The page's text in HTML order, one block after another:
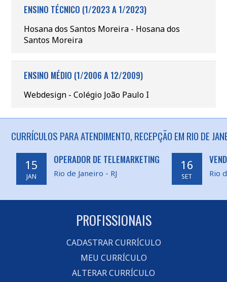
ENSINO TÉCNICO (1/2023 A 1/2023)
Hosana dos Santos Moreira - Hosana dos
Santos Moreira
ENSINO MÉDIO (1/2006 A 12/2009)
Webdesign - Colégio João Paulo I
CURRÍCULOS PARA ATENDIMENTO, RECEPÇÃO EM RIO DE
15
JAN
OPERADOR DE TELEMARKETING
Rio de Janeiro - RJ
16
SET Rio
PROFISSIONAIS
CADASTRAR CURRÍCULO
MEU CURRÍCULO
ALTERAR CURRÍCULO